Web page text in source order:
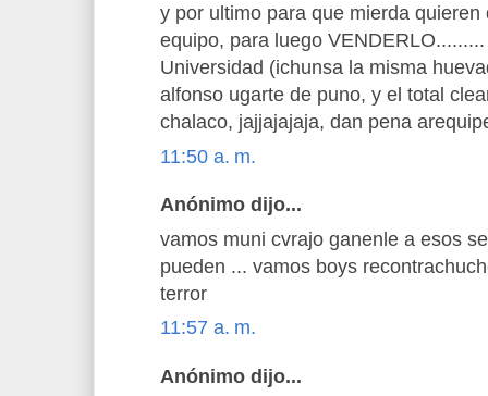
y por ultimo para que mierda
equipo, para luego
Universidad (ichunsa la misma
alfonso ugarte de puno, y el total
chalaco, jajjajajaja, dan pena
11:50 a. m.
Anónimo dijo...
vamos muni cvrajo ganenle a esos
pueden ... vamos boys
terror
11:57 a. m.
Anónimo dijo...